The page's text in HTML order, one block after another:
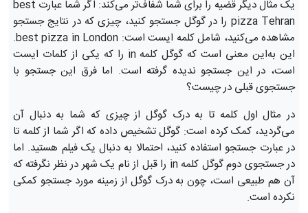
یک مثال دیگر قضیه را برای شما شفاف‌تر می‌کند: اگر شما عبارت best
pizza Tehran را در گوگل جستجو کنید، چیزی که در نتایج جستجو
مشاهده می‌کنید، شامل کلمه ایست است: best pizza in London.
این به‌این معنی است که گوگل کلمه in را که یکی از کلمات ایست
است، در این جستجو ندیده گرفته است. اما فرق این جستجو با
جستجوی قبلی در چیست؟
در مثال اول کلمه تا به درک گوگل از چیزی که شما به دنبال آن
می‌گردید، کمک کرده است: گوگل تشخیص داده که اگر شما از کلمه تا
در عبارت جستجو استفاده کنید، احتمالا به دنبال یک فیلم هستید. اما
در جستجوی دوم گوگل کلمه in را قبل از نام یک شهر در نظر نگرفته که
آن هم طبیعی است، چون به درک گوگل از زمینه مورد جستجو کمکی
نکرده است.